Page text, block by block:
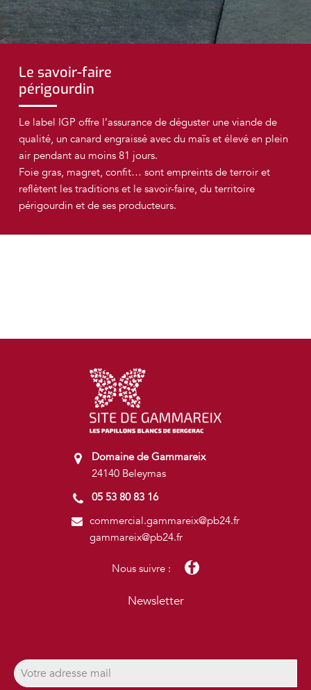
Le savoir-faire
périgourdin
Le label IGP offre l’assurance de déguster une viande de
qualité, un canard engraissé avec du maïs et élevé en plein
air pendant au moins 81 jours.
Foie gras, magret, confit… sont empreints de terroir et
reflètent les traditions et le savoir-faire, du territoire
périgourdin et de ses producteurs.
Domaine de Gammareix
24140 Beleymas
05 53 80 83 16
commercial.gammareix@pb24.fr
gammareix@pb24.fr
Nous suivre :
Newsletter